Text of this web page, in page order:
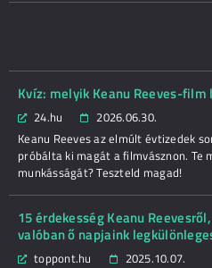
Kvíz: melyik Keanu Reeves-film
24.hu
2026.06.30.
Keanu Reeves az elmúlt évtizedek
próbálta ki magát a filmvásznon. Te
munkásságát? Teszteld magad!
15 érdekesség Keanu
valóban ő napjaink
toppont.hu
2025.10.07.